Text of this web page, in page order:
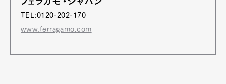
TEL:0120-202-170
www.ferragamo.com